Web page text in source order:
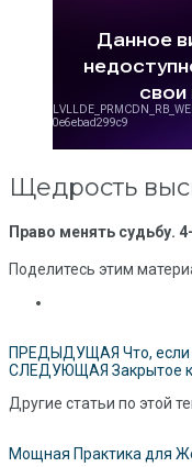
Щедрость
Право менять судьбу.
Поделитесь этим
ПРЕДЫДУЩАЯ Что,
СЛЕДУЮЩАЯ Закрытое
Другие статьи по этой
Мощная Практика для